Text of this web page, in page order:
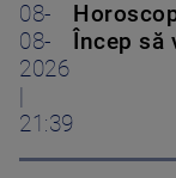
08-
08-
2026
21:39
Încep